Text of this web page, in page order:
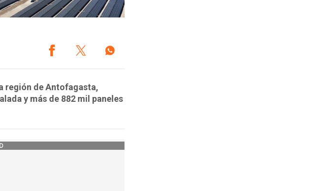
región de Antofagasta,
y más de 882 mil paneles